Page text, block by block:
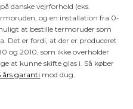
danske vejrforhold (eks.
og en installation fra 0-
at bestille termoruder som
Det er fordi, at der er produceret
og 2010, som ikke overholder
at kunne skifte glas i. Så køber
års garanti mod dug.